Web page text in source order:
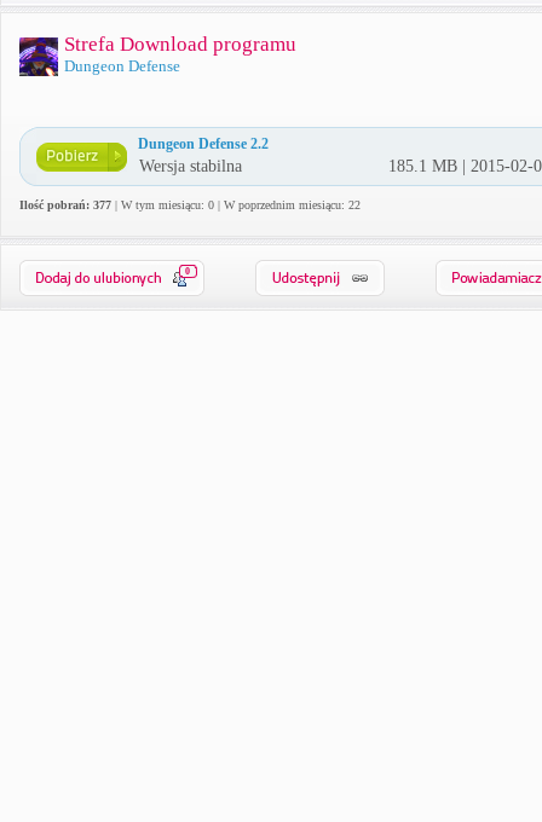
Strefa Download programu
Dungeon Defense
Dungeon Defense 2.2
Wersja stabilna 185.1 MB | 2015-02-
Ilość pobrań: 377 | W tym miesiącu: 0 | W poprzednim miesiącu: 22
0